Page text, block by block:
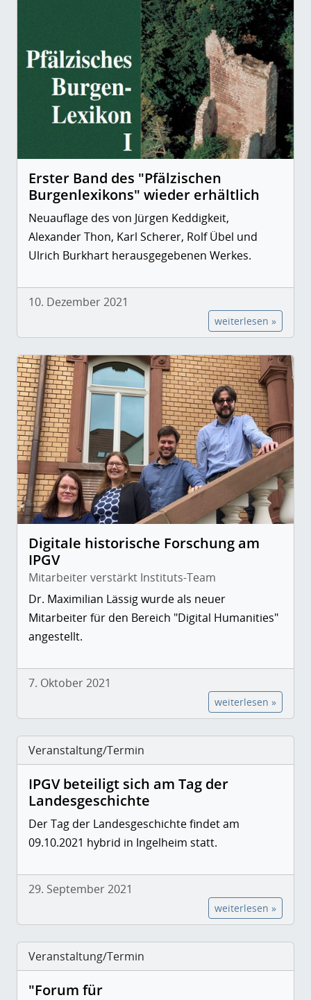
Erster Band des "Pfälzischen
Burgenlexikons" wieder erhältlich
Neuauflage des von Jürgen Keddigkeit,
Alexander Thon, Karl Scherer, Rolf Übel und
Ulrich Burkhart herausgegebenen Werkes.
10. Dezember 2021
weiterlesen »
Digitale historische Forschung am
IPGV
Mitarbeiter verstärkt Instituts-Team
Dr. Maximilian Lässig wurde als neuer
Mitarbeiter für den Bereich "Digital Humanities"
angestellt.
7. Oktober 2021
weiterlesen »
Veranstaltung/Termin
IPGV beteiligt sich am Tag der
Landesgeschichte
Der Tag der Landesgeschichte findet am
09.10.2021 hybrid in Ingelheim statt.
29. September 2021
weiterlesen »
Veranstaltung/Termin
"Forum für